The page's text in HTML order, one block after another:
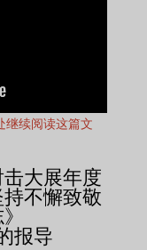
继续阅读这篇文
大展年度
不懈致敬
报导